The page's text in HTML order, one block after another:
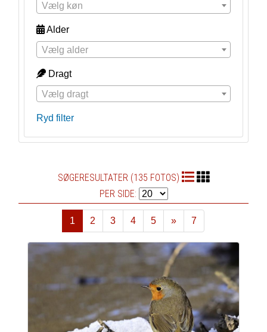
Vælg køn
Alder
Vælg alder
Dragt
Vælg dragt
Ryd filter
SØGERESULTATER (135 FOTOS)
PER SIDE:
1 2 3 4 5
»
Næste
7